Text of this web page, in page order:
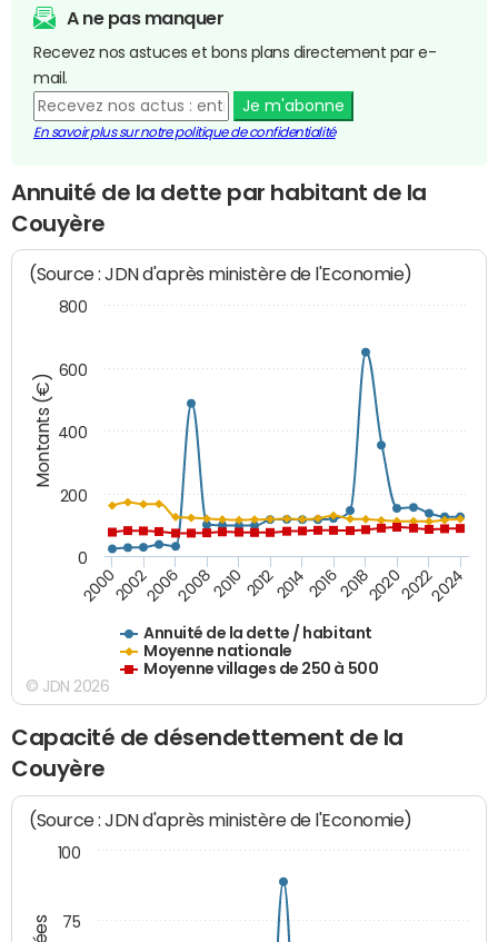
A ne pas manquer
Recevez nos astuces et bons plans directement par e-
mail.
Je m'abonne
En savoir plus sur notre politique de confidentialité
Annuité de la dette par habitant de la
Couyère
Montants (€)
(Source : JDN d'après ministère de l'Economie)
Annuité de la dette / habitant
Moyenne nationale
Moyenne villages de 250 à 500
20002002200620082010 2012201420162018202020222024
0
200
400
600
800
© JDN 2026
Capacité de désendettement de la
Couyère
(Source : JDN d'après ministère de l'Economie)
75
100